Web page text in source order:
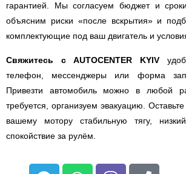
гарантией. Мы согласуем бюджет и
объясним риски «после вскрытия» и
комплектующие под ваш двигатель и
Свяжитесь с AUTOCENTER KYIV
телефон, мессенджеры или форма
Привезти автомобиль можно в любой
требуется, организуем эвакуацию.
вашему мотору стабильную тягу,
спокойствие за рулём.